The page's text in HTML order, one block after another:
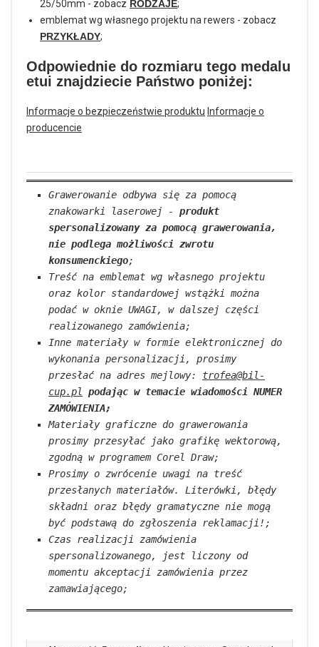
25/50mm - zobacz RODZAJE;
emblemat wg własnego projektu na rewers - zobacz
PRZYKŁADY;
Odpowiednie do rozmiaru tego medalu
etui znajdziecie Państwo poniżej:
Informacje o bezpieczeństwie produktu Informacje o
producencie
Grawerowanie odbywa się za pomocą
znakowarki laserowej - produkt
spersonalizowany za pomocą grawerowania,
nie podlega możliwości zwrotu
konsumenckiego;
Treść na emblemat wg własnego projektu
oraz kolor standardowej wstążki można
podać w oknie UWAGI, w dalszej części
realizowanego zamówienia;
Inne materiały w formie elektronicznej do
wykonania personalizacji, prosimy
przesłać na adres mejlowy: trofea@bil-
cup.pl
podając w temacie wiadomości NUMER
ZAMÓWIENIA;
Materiały graficzne do grawerowania
prosimy przesyłać jako grafikę wektorową,
zgodną w programem Corel Draw;
Prosimy o zwrócenie uwagi na treść
przesłanych materiałów. Literówki, błędy
składni oraz błędy gramatyczne nie mogą
być podstawą do zgłoszenia reklamacji!;
Czas realizacji zamówienia
spersonalizowanego, jest liczony od
momentu akceptacji zamówienia przez
zamawiającego;